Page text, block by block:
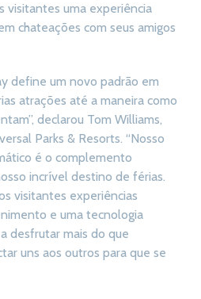
visitantes uma experiência
chateações com seus amigos
define um novo padrão em
atrações até a maneira como
declarou Tom Williams,
Parks & Resorts. “Nosso
é o complemento
incrível destino de férias.
visitantes experiências
e uma tecnologia
desfrutar mais do que
uns aos outros para que se